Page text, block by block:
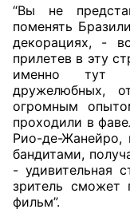
“Вы не
поменять
декорациях, -
прилетев в эту
именно тут
дружелюбных,
огромным
проходили в
Рио-де-Жанейро,
бандитами,
- удивительная
зритель сможет
фильм”.